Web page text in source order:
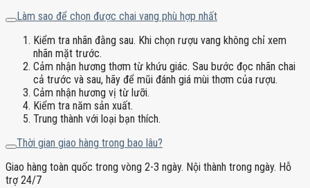
Làm sao để chọn được chai vang phù hợp nhất
Kiểm tra nhãn đằng sau. Khi chọn rượu vang không chỉ xem
nhãn mặt trước.
Cảm nhận hương thơm từ khứu giác. Sau bước đọc nhãn chai
cả trước và sau, hãy để mũi đánh giá mùi thơm của rượu.
Cảm nhận hương vị từ lưỡi.
Kiểm tra năm sản xuất.
Trung thành với loại bạn thích.
Thời gian giao hàng trong bao lâu?
Giao hàng toàn quốc trong vòng 2-3 ngày. Nội thành trong ngày. Hỗ
trợ 24/7